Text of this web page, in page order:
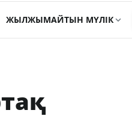
ЖЫЛЖЫМАЙТЫН МҮЛІК